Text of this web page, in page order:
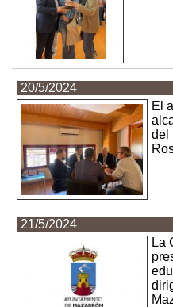
20/5/2024
El
del
21/5/2024
La